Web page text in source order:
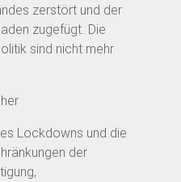
zerstört und der
zugefügt. Die
sind nicht mehr
Lockdowns und die
der